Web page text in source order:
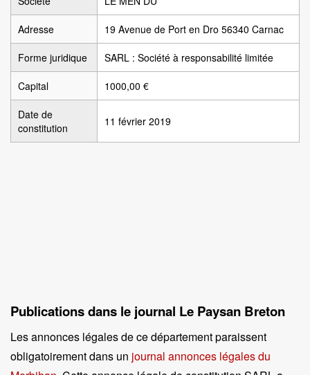
Adresse 19 Avenue de Port en Dro 56340 Carnac
Forme juridique SARL : Société à responsabilité limitée
Capital 1000,00 €
Date de
constitution
11 février 2019
Publications dans le journal Le Paysan Breton
Les annonces légales de ce département paraissent
obligatoirement dans un journal annonces légales du